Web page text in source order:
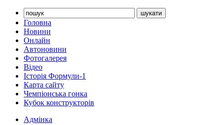
Головна
Новини
Онлайн
Автоновини
Фотогалерея
Відео
Історія Формули-1
Карта сайту
Чемпіонська гонка
Кубок конструкторів
Адмінка